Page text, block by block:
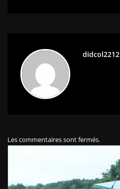
didcol2212
Les commentaires sont fermés.